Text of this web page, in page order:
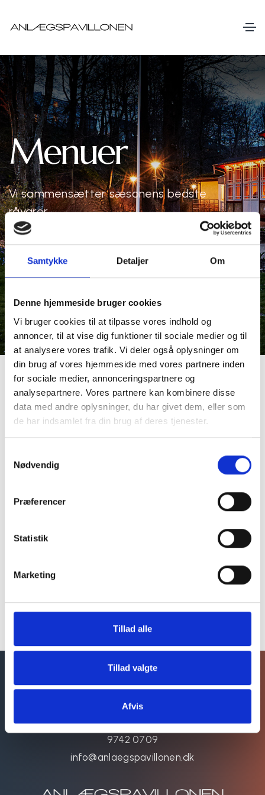
Samtykke Detaljer Om
Denne hjemmeside bruger cookies
Vi bruger cookies til at tilpasse vores indhold og
annoncer, til at vise dig funktioner til sociale medier og til
at analysere vores trafik. Vi deler også oplysninger om
din brug af vores hjemmeside med vores partnere inden
for sociale medier, annonceringspartnere og
analysepartnere. Vores partnere kan kombinere disse
data med andre oplysninger, du har givet dem, eller som
de har indsamlet fra din brug af deres tjenester.
Nødvendig
Præferencer
Statistik
Marketing
Tillad alle
Tillad valgte
Afvis
Menuer
Vi sammensætter sæsonens bedste
råvarer
Fransk gastronomi
Vol-au-vent, hummer, trøffel, hummerbisque
Confit de Canard, pommes Aligo, haricots verts,
Crème Brûlée, passionsfrugt, hvid chokolade,
KONTAKT OS
Lystanlægget 1
7500 Holstebro
9742 0709
info@anlaegspavillonen.dk